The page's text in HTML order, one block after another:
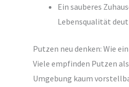
Ein sauberes
Lebensqualität
Putzen neu denken: Wie
Viele empfinden Putzen
Umgebung kaum